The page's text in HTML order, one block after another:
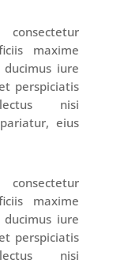
maxime
iure
perspiciatis
nisi
eius
maxime
iure
perspiciatis
nisi